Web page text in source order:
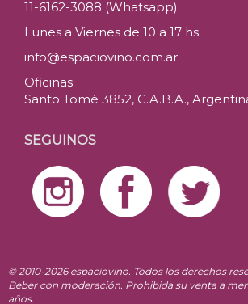
11-6162-3088 (Whatsapp)
Lunes a Viernes de 10 a 17 hs.
info@espaciovino.com.ar
Oficinas:
Santo Tomé 3852, C.A.B.A.,
SEGUINOS
© 2010-2026 espaciovino. Todos los derechos
Beber con moderación. Prohibida su venta a
años.